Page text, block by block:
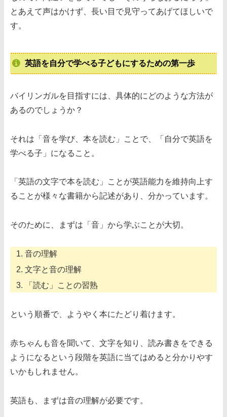
とあえて声はかけず、長い目で見守ってあげてほしいで
す。
英語を自分で学べる子どもにするための第一歩
バイリンガルを目指すには、具体的にどのような方法が
あるのでしょうか？
それは「音を学び、本を読む」ことで、「自分で英語を
学べる子」になること。
「英語の文字で本を読む」ことが英語能力を維持向上す
ることが様々な書籍から記述があり、分かっています。
そのために、まずは「音」から学ぶことが大切。
音の理解
文字と音の理解
「読む」ことの習熟
という順番で、ようやく本にたどり着けます。
赤ちゃんも音を聞いて、文字を知り、読み書きをできる
ようになるという段階を英語に当てはめると分かりやす
いかもしれません。
英語も、まずは音の理解が必要です。